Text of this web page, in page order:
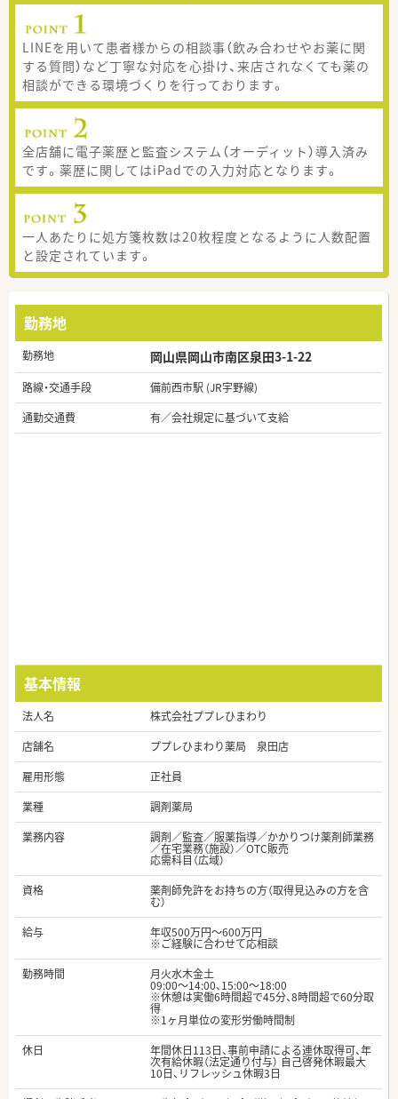
LINEを用いて患者様からの相談事（飲み合わせやお薬に関
する質問）など丁寧な対応を心掛け、来店されなくても薬の
相談ができる環境づくりを行っております。
全店舗に電子薬歴と監査システム（オーディット）導入済み
です。薬歴に関してはiPadでの入力対応となります。
一人あたりに処方箋枚数は20枚程度となるように人数配置
と設定されています。
勤務地
勤務地 岡山県岡山市南区泉田3-1-22
路線・交通手段
備前西市駅 (JR宇野線)
通勤交通費
有／会社規定に基づいて支給
基本情報
法人名
株式会社ププレひまわり
店舗名
ププレひまわり薬局 泉田店
雇用形態
正社員
業種
調剤薬局
業務内容
調剤／監査／服薬指導／かかりつけ薬剤師業務
／在宅業務（施設）／OTC販売
応需科目（広域）
資格
薬剤師免許をお持ちの方（取得見込みの方を含
む）
給与
年収500万円～600万円
※ご経験に合わせて応相談
勤務時間
月火水木金土
09:00～14:00、15:00～18:00
※休憩は実働6時間超で45分、8時間超で60分取
得
※1ヶ月単位の変形労働時間制
休日
年間休日113日、事前申請による連休取得可、年
次有給休暇（法定通り付与） 自己啓発休暇最大
10日、リフレッシュ休暇3日